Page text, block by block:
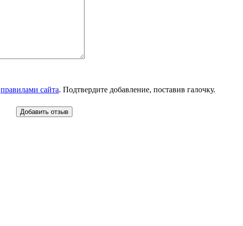
правилами сайта. Подтвердите добавление, поставив галочку.
Добавить отзыв